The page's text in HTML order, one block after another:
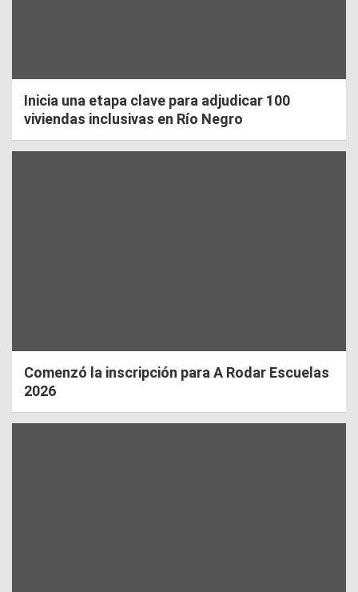
Inicia una etapa clave para adjudicar 100
viviendas inclusivas en Río Negro
Comenzó la inscripción para A Rodar Escuelas
2026